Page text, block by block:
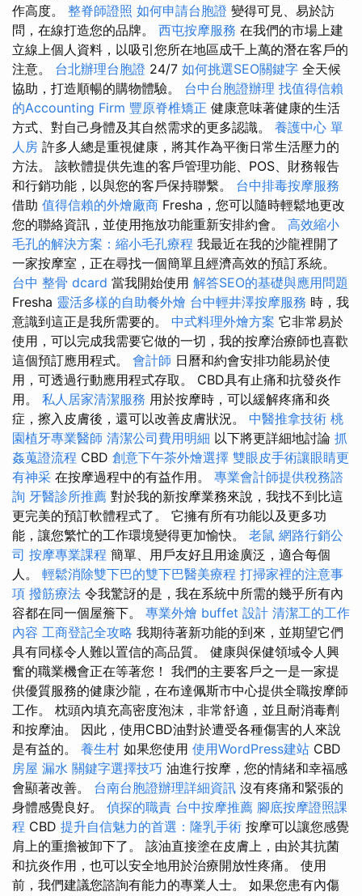
作高度。 整脊師證照 如何申請台胞證 變得可見、易於訪
問，在線打造您的品牌。 西屯按摩服務 在我們的市場上建
立線上個人資料，以吸引您所在地區成千上萬的潛在客戶的
注意。 台北辦理台胞證 24/7 如何挑選SEO關鍵字 全天候
協助，打造順暢的購物體驗。 台中台胞證辦理 找值得信賴
的Accounting Firm 豐原脊椎矯正 健康意味著健康的生活
方式、對自己身體及其自然需求的更多認識。 養護中心 單
人房 許多人總是重視健康，將其作為平衡日常生活壓力的
方法。 該軟體提供先進的客戶管理功能、POS、財務報告
和行銷功能，以與您的客戶保持聯繫。 台中排毒按摩服務
借助 值得信賴的外燴廠商 Fresha，您可以隨時輕鬆地更改
您的聯絡資訊，並使用拖放功能重新安排約會。 高效縮小
毛孔的解決方案：縮小毛孔療程 我最近在我的沙龍裡開了
一家按摩室，正在尋找一個簡單且經濟高效的預訂系統。
台中 整骨 dcard 當我開始使用 解答SEO的基礎與應用問題
Fresha 靈活多樣的自助餐外燴 台中輕井澤按摩服務 時，我
意識到這正是我所需要的。 中式料理外燴方案 它非常易於
使用，可以完成我需要它做的一切，我的按摩治療師也喜歡
這個預訂應用程式。 會計師 日曆和約會安排功能易於使
用，可透過行動應用程式存取。 CBD具有止痛和抗發炎作
用。 私人居家清潔服務 用於按摩時，可以緩解疼痛和炎
症，擦入皮膚後，還可以改善皮膚狀況。 中醫推拿技術 桃
園植牙專業醫師 清潔公司費用明細 以下將更詳細地討論 抓
姦蒐證流程 CBD 創意下午茶外燴選擇 雙眼皮手術讓眼睛更
有神采 在按摩過程中的有益作用。 專業會計師提供稅務諮
詢 牙醫診所推薦 對於我的新按摩業務來說，我找不到比這
更完美的預訂軟體程式了。 它擁有所有功能以及更多功
能，讓您繁忙的工作環境變得更加愉快。 老鼠 網路行銷公
司 按摩專業課程 簡單、用戶友好且用途廣泛，適合每個
人。 輕鬆消除雙下巴的雙下巴醫美療程 打掃家裡的注意事
項 撥筋療法 令我驚訝的是，我在系統中所需的幾乎所有內
容都在同一個屋簷下。 專業外燴 buffet 設計 清潔工的工作
內容 工商登記全攻略 我期待著新功能的到來，並期望它們
具有同樣令人難以置信的高品質。 健康與保健領域令人興
奮的職業機會正在等著您！ 我們的主要客戶之一是一家提
供優質服務的健康沙龍，在布達佩斯市中心提供全職按摩師
工作。 枕頭內填充高密度泡沫，非常舒適，並且耐消毒劑
和按摩油。 因此，使用CBD油對於遭受各種傷害的人來說
是有益的。 養生村 如果您使用 使用WordPress建站 CBD
房屋 漏水 關鍵字選擇技巧 油進行按摩，您的情緒和幸福感
會顯著改善。 台南台胞證辦理詳細資訊 沒有疼痛和緊張的
身體感覺良好。 偵探的職責 台中按摩推薦 腳底按摩證照課
程 CBD 提升自信魅力的首選：隆乳手術 按摩可以讓您感覺
肩上的重擔被卸下了。 該油直接塗在皮膚上，由於其抗菌
和抗炎作用，也可以安全地用於治療開放性疼痛。 使用
前，我們建議您諮詢有能力的專業人士。 如果您患有內傷